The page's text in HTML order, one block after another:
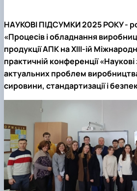
НАУКОВІ ПІДСУМКИ 2025 РОКУ -
«Процесів і обладнання
продукції АПК на ХIII-ій
практичній конференції
актуальних проблем
сировини, стандартизації і